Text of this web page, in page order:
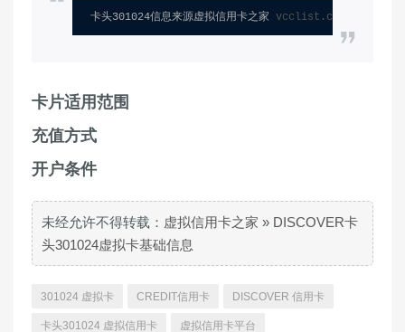
卡头301024信息来源虚拟信用卡之家 vcclist.com
卡片适用范围
充值方式
开户条件
未经允许不得转载： 虚拟信用卡之家 » DISCOVER卡
头301024虚拟卡基础信息
301024 虚拟卡 CREDIT信用卡 DISCOVER 信用卡
卡头301024 虚拟信用卡 虚拟信用卡平台